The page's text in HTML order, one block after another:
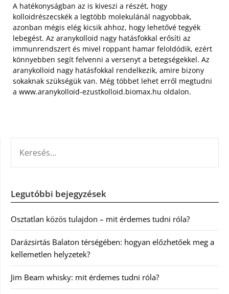
A hatékonyságban az is kiveszi a részét, hogy
kolloidrészecskék a legtöbb molekulánál nagyobbak,
azonban mégis elég kicsik ahhoz, hogy lehetővé tegyék
lebegést. Az aranykolloid nagy hatásfokkal erősíti az
immunrendszert és mivel roppant hamar feloldódik, ezért
könnyebben segít felvenni a versenyt a betegségekkel. Az
aranykolloid nagy hatásfokkal rendelkezik, amire bizony
sokaknak szükségük van. Még többet lehet erről megtudni
a www.aranykolloid-ezustkolloid.biomax.hu oldalon.
Legutóbbi bejegyzések
Osztatlan közös tulajdon – mit érdemes tudni róla?
Darázsirtás Balaton térségében: hogyan előzhetőek meg a
kellemetlen helyzetek?
Jim Beam whisky: mit érdemes tudni róla?